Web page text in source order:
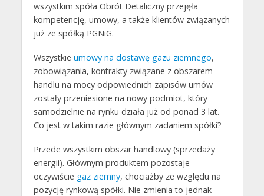
wszystkim spóła Obrót Detaliczny przejęła
kompetencję, umowy, a także klientów związanych
już ze spółką PGNiG.
Wszystkie umowy na dostawę gazu ziemnego,
zobowiązania, kontrakty związane z obszarem
handlu na mocy odpowiednich zapisów umów
zostały przeniesione na nowy podmiot, który
samodzielnie na rynku działa już od ponad 3 lat.
Co jest w takim razie głównym zadaniem spółki?
Przede wszystkim obszar handlowy (sprzedaży
energii). Głównym produktem pozostaje
oczywiście gaz ziemny, chociażby ze względu na
pozycję rynkową spółki. Nie zmienia to jednak